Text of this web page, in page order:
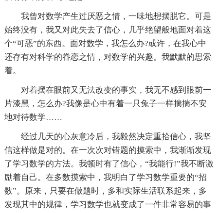
我曾对数学产生过厌恶之情，一味地想摆脱它。可是
始终没有，我又对此失去了信心，几乎绝望般地面对着这
个“可恶”的东西。面对数学，我怎么办?或许，在我心中
还存有对科学的眷恋之情，对数学的兴趣。我默默的思索
着。
对着摆在眼前又无法改变的事实，我无不感到眼前一
片漆黑，怎么办?我像是心中有着一只兔子一样揣揣不安
地对待数学……
经过几天的心灰意冷后，我毅然决定重拾信心，我坚
信这样做是对的。在一次次对错题的摸索中，我渐渐发现
了学习数学的方法。我顿时有了信心，“我能行!”我不断激
励着自己。在多数摸索中，我明白了学习数学重要的“招
数”。原来，只要在做题时，多和实际生活联系起来，多
发现其中的规律，学习数学也就变成了一件非常容易的事